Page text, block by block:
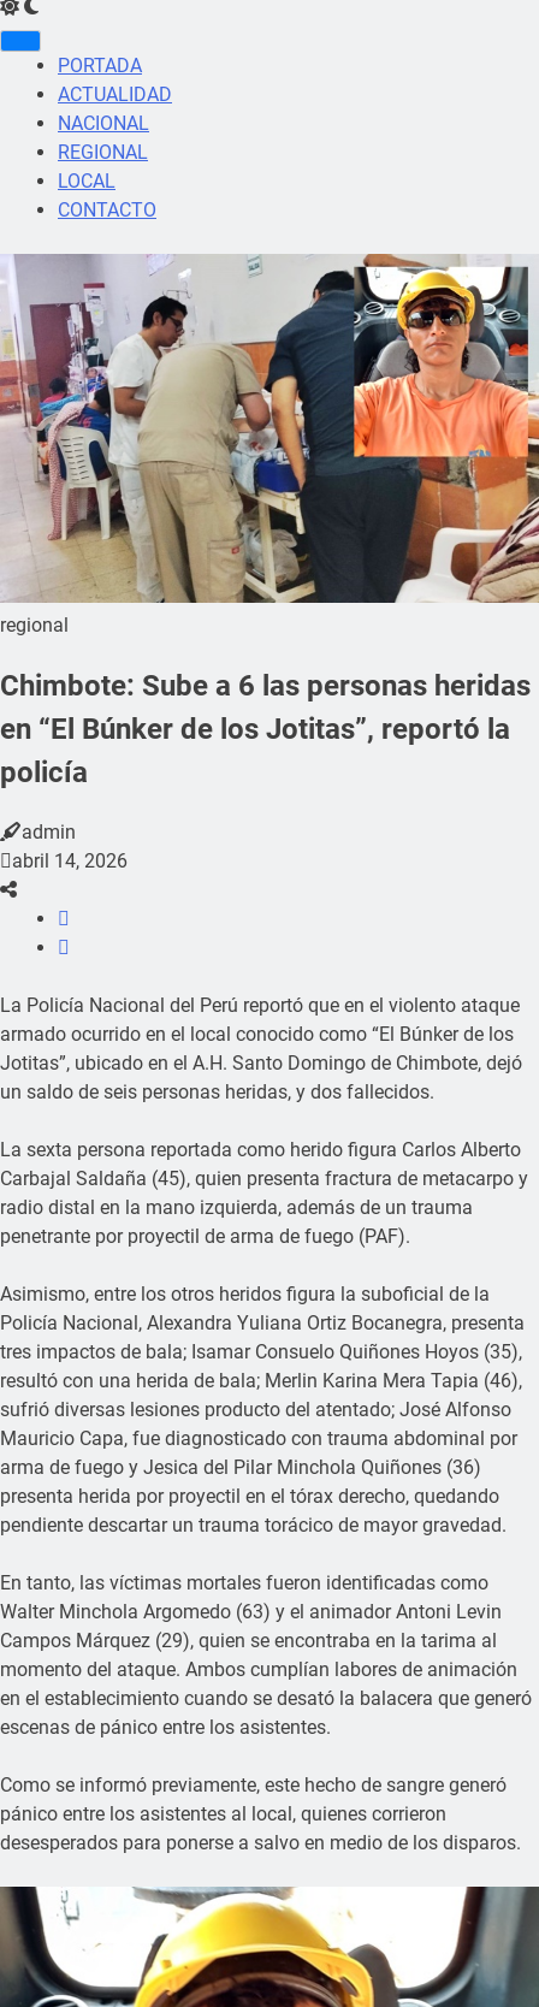
PORTADA
ACTUALIDAD
NACIONAL
REGIONAL
LOCAL
CONTACTO
regional
Chimbote: Sube a 6 las personas heridas
en “El Búnker de los Jotitas”, reportó la
policía
admin
abril 14, 2026
La Policía Nacional del Perú reportó que en el violento ataque
armado ocurrido en el local conocido como “El Búnker de los
Jotitas”, ubicado en el A.H. Santo Domingo de Chimbote, dejó
un saldo de seis personas heridas, y dos fallecidos.
La sexta persona reportada como herido figura Carlos Alberto
Carbajal Saldaña (45), quien presenta fractura de metacarpo y
radio distal en la mano izquierda, además de un trauma
penetrante por proyectil de arma de fuego (PAF).
Asimismo, entre los otros heridos figura la suboficial de la
Policía Nacional, Alexandra Yuliana Ortiz Bocanegra, presenta
tres impactos de bala; Isamar Consuelo Quiñones Hoyos (35),
resultó con una herida de bala; Merlin Karina Mera Tapia (46),
sufrió diversas lesiones producto del atentado; José Alfonso
Mauricio Capa, fue diagnosticado con trauma abdominal por
arma de fuego y Jesica del Pilar Minchola Quiñones (36)
presenta herida por proyectil en el tórax derecho, quedando
pendiente descartar un trauma torácico de mayor gravedad.
En tanto, las víctimas mortales fueron identificadas como
Walter Minchola Argomedo (63) y el animador Antoni Levin
Campos Márquez (29), quien se encontraba en la tarima al
momento del ataque. Ambos cumplían labores de animación
en el establecimiento cuando se desató la balacera que generó
escenas de pánico entre los asistentes.
Como se informó previamente, este hecho de sangre generó
pánico entre los asistentes al local, quienes corrieron
desesperados para ponerse a salvo en medio de los disparos.